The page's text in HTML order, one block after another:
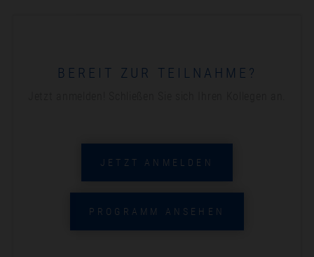
BEREIT ZUR TEILNAHME?
JETZT ANMELDEN
PROGRAMM ANSEHEN